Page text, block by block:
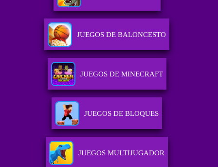
JUEGOS DE BALONCESTO
JUEGOS DE MINECRAFT
JUEGOS DE BLOQUES
JUEGOS MULTIJUGADOR